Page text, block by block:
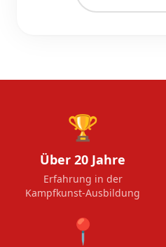
🏆
Über 20 Jahre
Erfahrung in der
Kampfkunst-Ausbildung
📍